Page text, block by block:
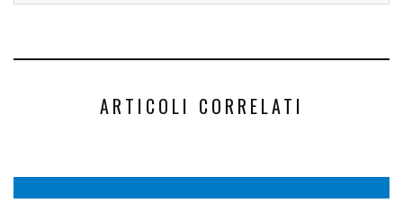
ARTICOLI CORRELATI